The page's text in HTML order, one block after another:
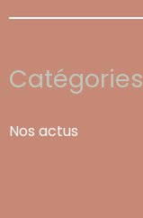
Catégories
Nos actus